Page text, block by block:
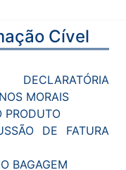
Cível
MORAIS
PRODUTO
DE FATURA
BAGAGEM